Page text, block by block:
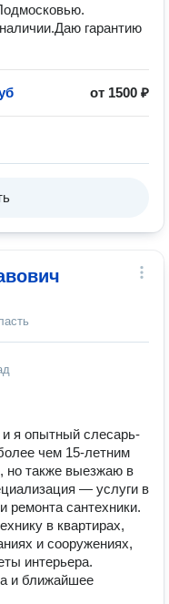
гарантию
от 1500 ₽
я опытный слесарь-
чем 15-летним
но также выезжаю в
— услуги в
ремонта сантехники.
в квартирах,
и сооружениях,
интерьера.
и ближайшее